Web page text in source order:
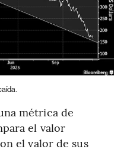
métrica de
el valor
el valor de sus